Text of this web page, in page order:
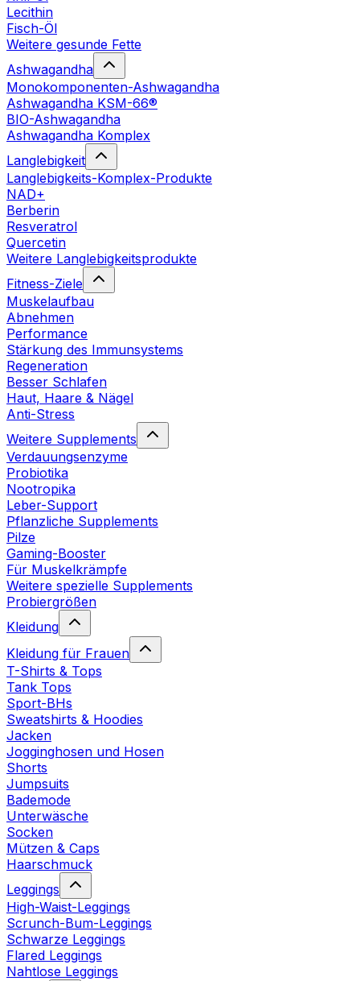
Lecithin
Fisch-Öl
Weitere gesunde Fette
Ashwagandha
Monokomponenten-Ashwagandha
Ashwagandha KSM-66®
BIO-Ashwagandha
Ashwagandha Komplex
Langlebigkeit
Langlebigkeits-Komplex-Produkte
NAD+
Berberin
Resveratrol
Quercetin
Weitere Langlebigkeitsprodukte
Fitness-Ziele
Muskelaufbau
Abnehmen
Performance
Stärkung des Immunsystems
Regeneration
Besser Schlafen
Haut, Haare & Nägel
Anti-Stress
Weitere Supplements
Verdauungsenzyme
Probiotika
Nootropika
Leber-Support
Pflanzliche Supplements
Pilze
Gaming-Booster
Für Muskelkrämpfe
Weitere spezielle Supplements
Probiergrößen
Kleidung
Kleidung für Frauen
T-Shirts & Tops
Tank Tops
Sport-BHs
Sweatshirts & Hoodies
Jacken
Jogginghosen und Hosen
Shorts
Jumpsuits
Bademode
Unterwäsche
Socken
Mützen & Caps
Haarschmuck
Leggings
High-Waist-Leggings
Scrunch-Bum-Leggings
Schwarze Leggings
Flared Leggings
Nahtlose Leggings